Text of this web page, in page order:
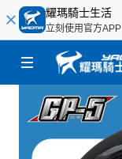
耀瑪騎士生活
立刻使用官方APP